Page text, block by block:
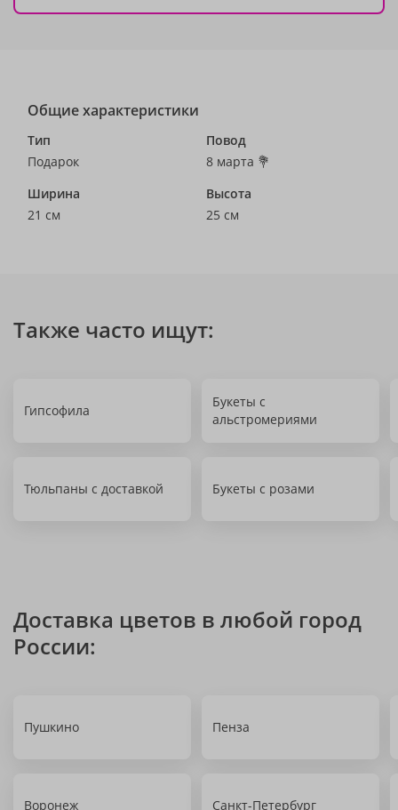
Общие характеристики
Тип
Подарок
Повод
8 марта 💐
Ширина
21 см
Высота
25 см
Также часто ищут:
Гипсофила
Букеты с
альстромериями
Тюльпаны с доставкой Букеты с розами
Доставка цветов в любой город
России:
Пушкино Пенза
Воронеж Санкт-Петербург